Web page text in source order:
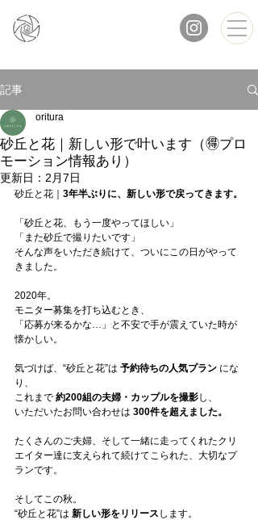
記事
砂丘と花｜新しい形で叶います（🉐プロ
モーション情報あり）
oritura
更新日： 2月7日
砂丘と花｜ 3年半ぶりに、新しい形で戻ってきます。
「砂丘と花、もう一度やってほしい」
「また砂丘で撮りたいです」
そんな声をいただき続けて、ついにこの日がやって
きました。
2020年。
モニター募集を打ち込むとき、
「応募が来るかな…」と不安で手が震えていた時が
懐かしい。
気づけば、“砂丘と花”は 予約待ちの人気プラン にな
り、
これまで 約200組の夫婦・カップルを撮影し、
いただいたお問い合わせは 300件を超えました。
たくさんのご夫婦、そして一緒に走ってくれたクリ
エイター達に支えられて続けてこられた、大切なプ
ランです。
そしてこの秋。
“砂丘と花”は 新しい形をリリース します。